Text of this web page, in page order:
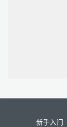
新手入门